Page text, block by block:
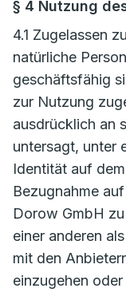
§ 4 Nutzung
4.1 Zugelassen
natürliche
geschäftsfähig
zur Nutzung
ausdrücklich an
untersagt, unter
Identität auf
Bezugnahme
Dorow GmbH
einer anderen
mit den
einzugehen